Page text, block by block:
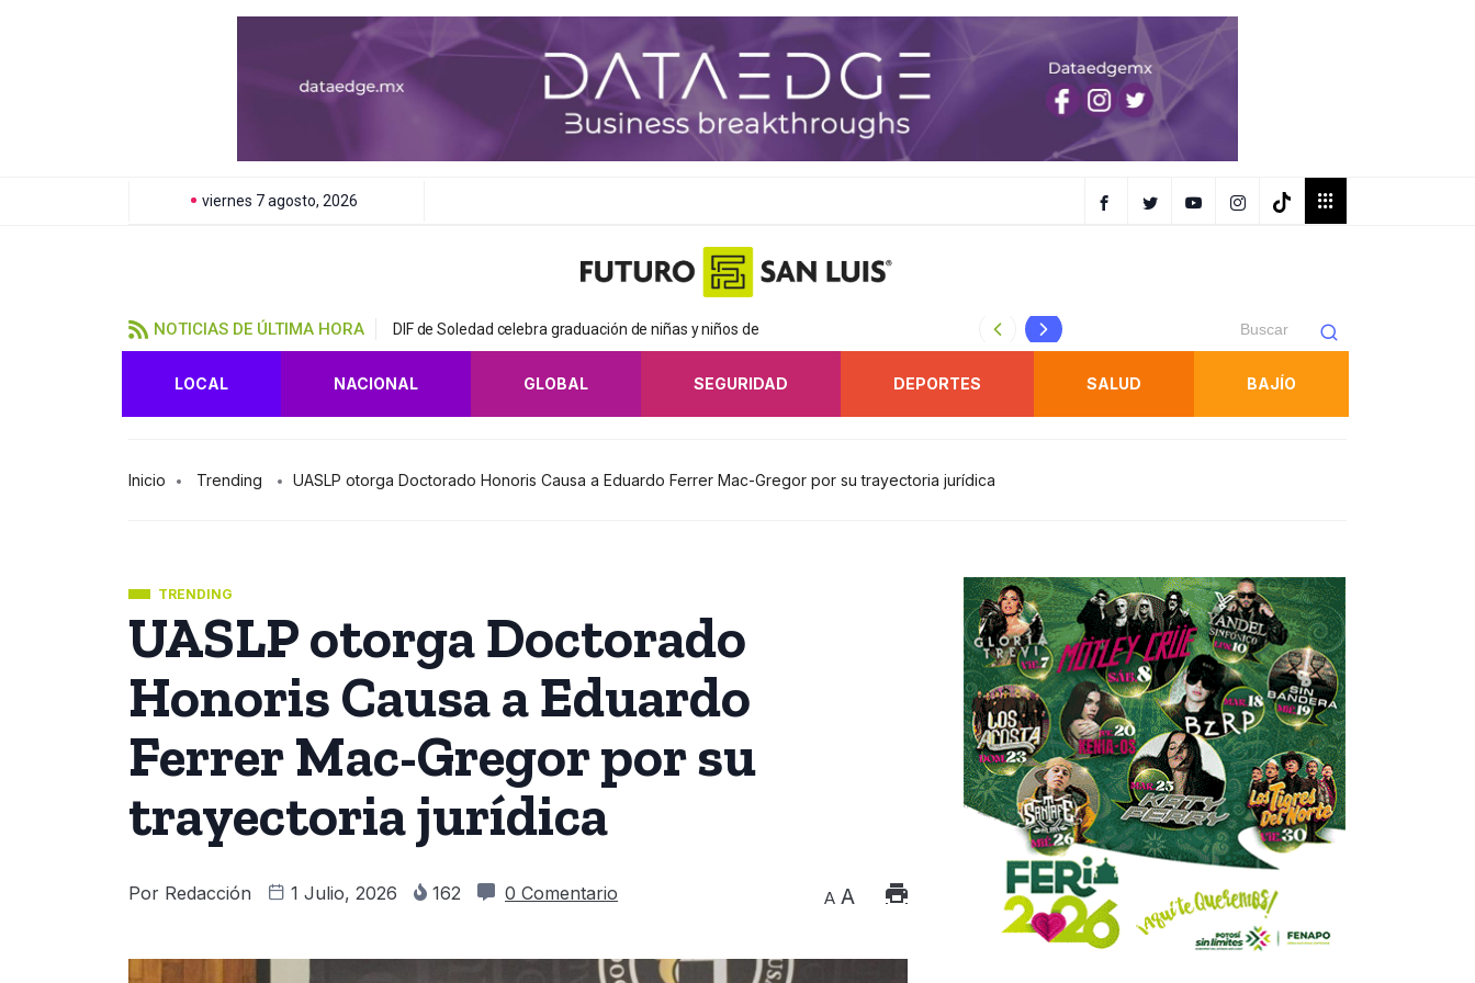
viernes 7 agosto, 2026
NOTICIAS DE ÚLTIMA HORA DIF de Soledad celebra graduación de niñas y niños de Gallardo encabeza apertura de auditorías a recursos
LOCAL NACIONAL GLOBAL SEGURIDAD DEPORTES SALUD BAJÍO
Inicio Trending UASLP otorga Doctorado Honoris Causa a Eduardo Ferrer Mac-Gregor por su trayectoria jurídica
TRENDING
UASLP otorga Doctorado
Honoris Causa a Eduardo
Ferrer Mac-Gregor por su
trayectoria jurídica
Por Redacción 1 Julio, 2026 162 0 Comentario A A